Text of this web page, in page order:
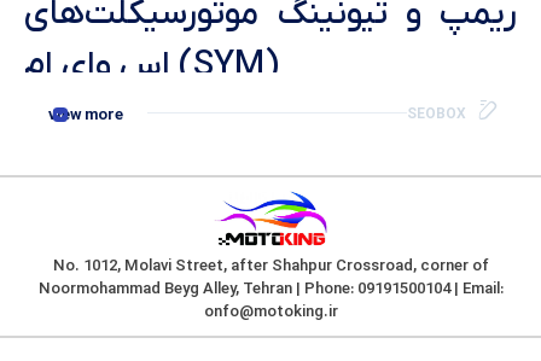
ریمپ و تیونینگ موتورسیکلت‌های
اس وای ام (SYM)
موتورسیکلت‌های برند اس وای ام (SYM) تا کنون توانسته‌اند جایگاه مناسبی
کیفیت و قابلیت‌های متنوع مشهور است و در سال‌های اخیر، تعداد زیادی از
موتورسیکلت‌های خود را به بازارهای بین‌المللی عرضه کرده است. یکی از
وجه‌های قابل توجه موتورسیکلت‌های SYM، پتانسیل بالای آن‌ها برای ریمپ و
تیونینگ است. در این مقاله، به بررسی فرآیندهای ریمپ و تیونینگ، برداشتن
محدودیت‌های نرم‌افزاری و سخت‌افزاری، تقویت گشتاور و توان موتور، و
همچنین برطرف کردن خطاهای جانبی در موتورسیکلت‌های SYM خواهیم
view more SEOBOX
No. 1012, Molavi Street, after Shahpur Crossroad, corner of
Noormohammad Beyg Alley, Tehran | Phone: 09191500104 | Email:
onfo@motoking.ir